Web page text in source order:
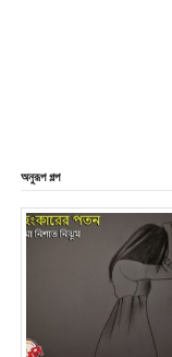
অনুরূপ গল্প